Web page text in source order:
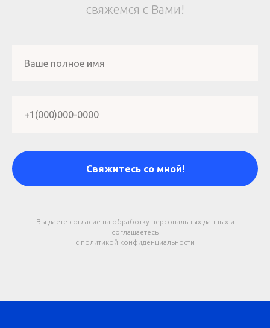
свяжемся с Вами!
Ваше полное имя
+1(000)000-0000
Свяжитесь со мной!
Вы даете согласие на обработку персональных данных и
соглашаетесь
c политикой конфиденциальности